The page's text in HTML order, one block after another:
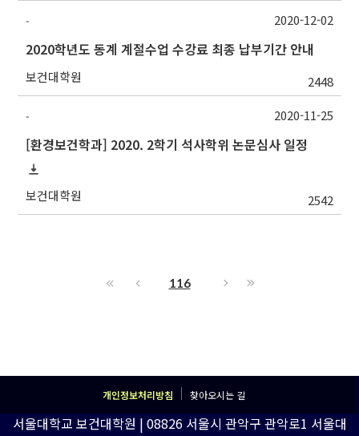
-
2020학년도 동계 계절수업 수강료 최종 납부기간 안내
보건대학원 2448
2020-12-02
-
[환경보건학과] 2020. 2학기 석사학위 논문심사 일정
보건대학원 2542
2020-11-25
116
개인정보처리방침 찾아오시는 길
서울대학교 보건대학원 | 08826 서울시 관악구 관악로1 서울대